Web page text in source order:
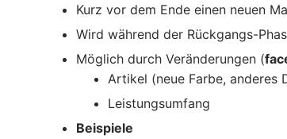
Kurz vor dem Ende einen neuen
Wird während der Rückgangs-
Möglich durch Veränderungen (
Artikel (neue Farbe, anderes
Leistungsumfang
Beispiele